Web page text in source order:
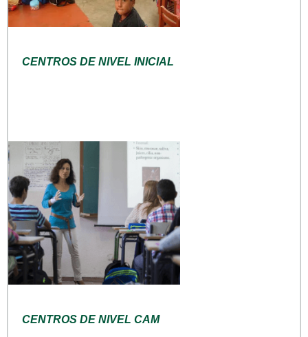
CENTROS DE NIVEL INICIAL
CENTROS DE NIVEL CAM